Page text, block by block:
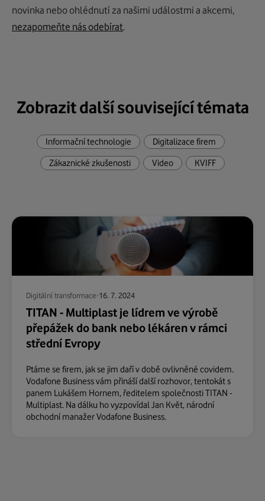
novinka nebo ohlédnutí za našimi událostmi a akcemi,
nezapomeňte nás odebírat.
Zobrazit další související témata
Informační technologie
Digitalizace firem
Zákaznické zkušenosti
Video KVIFF
Digitální transformace 16. 7. 2024
TITAN - Multiplast je lídrem ve výrobě
přepážek do bank nebo lékáren v rámci
střední Evropy
Ptáme se firem, jak se jim daří v době ovlivněné covidem.
Vodafone Business vám přináší další rozhovor, tentokát s
panem Lukášem Hornem, ředitelem společnosti TITAN -
Multiplast. Na dálku ho vyzpovídal Jan Květ, národní
obchodní manažer Vodafone Business.